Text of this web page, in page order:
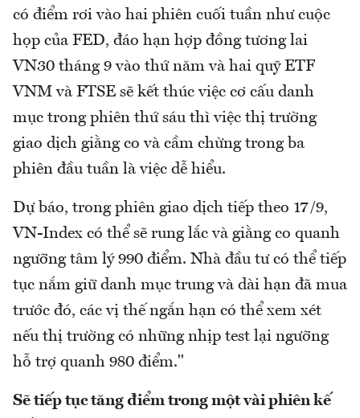
có điểm rơi vào hai phiên cuối tuần như cuộc
họp của FED, đáo hạn hợp đồng tương lai
VN30 tháng 9 vào thứ năm và hai quỹ ETF
VNM và FTSE sẽ kết thúc việc cơ cấu danh
mục trong phiên thứ sáu thì việc thị trường
giao dịch giằng co và cầm chừng trong ba
phiên đầu tuần là việc dễ hiểu.
Dự báo, trong phiên giao dịch tiếp theo 17/9,
VN-Index có thể sẽ rung lắc và giằng co quanh
ngưỡng tâm lý 990 điểm. Nhà đầu tư có thể tiếp
tục nắm giữ danh mục trung và dài hạn đã mua
trước đó, các vị thế ngắn hạn có thể xem xét
nếu thị trường có những nhịp test lại ngưỡng
hỗ trợ quanh 980 điểm."
Sẽ tiếp tục tăng điểm trong một vài phiên kế